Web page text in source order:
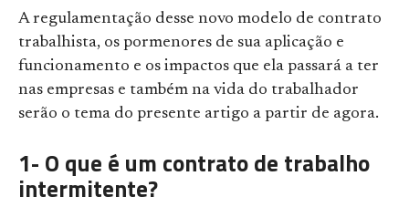
A regulamentação desse novo modelo de contrato
trabalhista, os pormenores de sua aplicação e
funcionamento e os impactos que ela passará a ter
nas empresas e também na vida do trabalhador
serão o tema do presente artigo a partir de agora.
1- O que é um contrato de trabalho
intermitente?